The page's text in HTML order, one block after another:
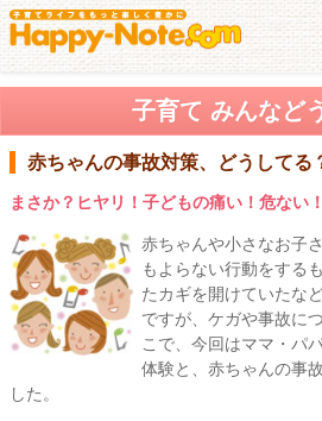
子育て みんなど
赤ちゃんの事故対策、どうしてる
まさか？ヒヤリ！子どもの痛い！危ない！
赤ちゃんや小さなお子
もよらない行動をする
たカギを開けていたな
ですが、ケガや事故に
こで、今回はママ・パ
体験と、赤ちゃんの事
した。